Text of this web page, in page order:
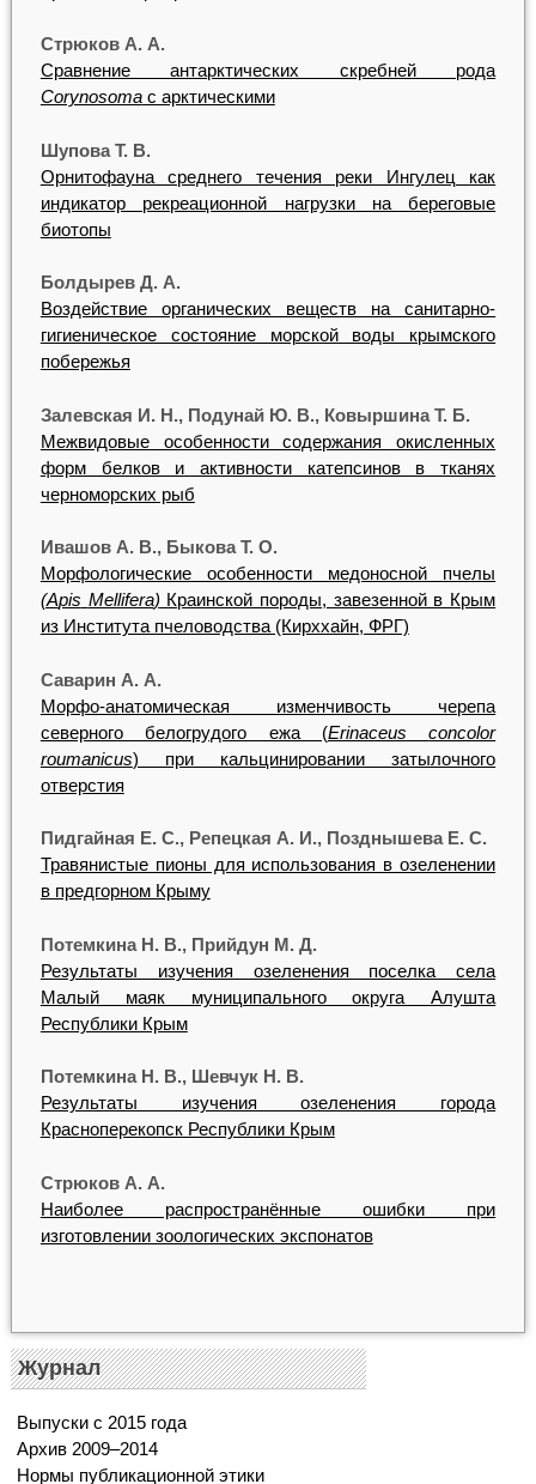
Стрюков А. А.
Сравнение антарктических скребней рода
Corynosomaс арктическими
Шупова Т. В.
Орнитофауна среднего течения реки Ингулец как
индикатор рекреационной нагрузки на береговые
биотопы
Болдырев Д. А.
Воздействие органических веществ на санитарно-
гигиеническое состояние морской воды крымского
побережья
Залевская И. Н., Подунай Ю. В., Ковыршина Т. Б.
Межвидовые особенности содержания окисленных
форм белков и активности катепсинов в тканях
черноморских рыб
Ивашов А. В., Быкова Т. О.
Морфологические особенности медоносной пчелы
(Apis Mellifera) Краинской породы, завезенной в Крым
из Института пчеловодства (Кирххайн, ФРГ)
Саварин А. А.
Морфо-анатомическая изменчивость черепа
северного белогрудого ежа (Erinaceus
concolor
roumanicus) при кальцинировании затылочного
отверстия
Пидгайная Е. С., Репецкая А. И., Позднышева Е. С.
Травянистые пионы для использования в озеленении
в предгорном Крыму
Потемкина Н. В., Прийдун М. Д.
Результаты изучения озеленения поселка села
Малый маяк муниципального округа Алушта
Республики Крым
Потемкина Н. В., Шевчук Н. В.
Результаты изучения озеленения города
Красноперекопск Республики Крым
Стрюков А. А.
Наиболее распространённые ошибки при
изготовлении зоологических экспонатов
Журнал
Выпуски с 2015 года
Архив 2009–2014
Нормы публикационной этики